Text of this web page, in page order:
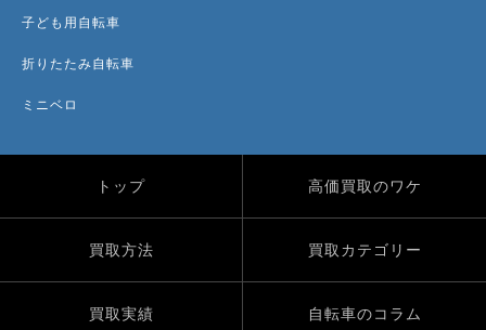
子ども用自転車
折りたたみ自転車
ミニベロ
トップ 高価買取のワケ
買取方法 買取カテゴリー
買取実績 自転車のコラム